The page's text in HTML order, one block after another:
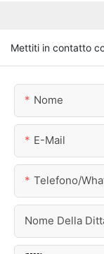
Mettiti in contatto
Nome
E-Mail
Telefono/
Nome Della